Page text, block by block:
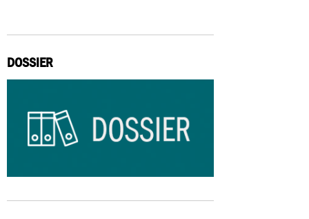
DOSSIER